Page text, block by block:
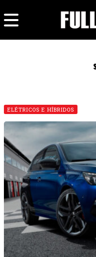
ELÉTRICOS E HÍBRIDOS